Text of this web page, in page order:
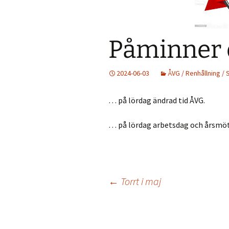
Holmökartor
Info från LBR
Holmöns
Holmömodellen
HUF på
Påminner
2024-06-03 ÅVG / Renhållning /
… på lördag ändrad tid ÅVG.
… på lördag arbetsdag och
Inläggsnavigering
← Torrt i maj